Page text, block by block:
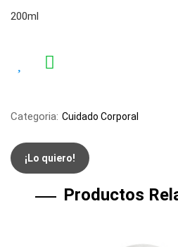
200ml
Categoria: Cuidado Corporal
¡Lo quiero!
Productos